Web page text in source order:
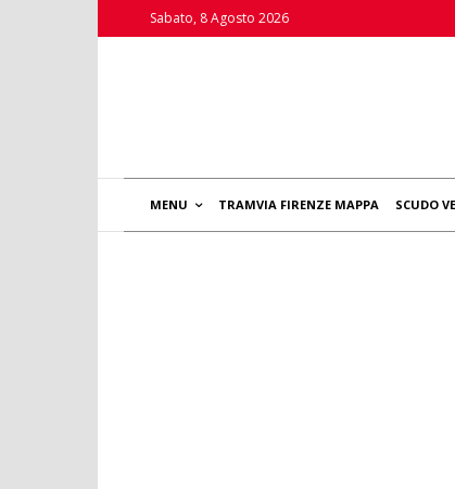
Sabato, 8 Agosto 2026
MENU TRAMVIA FIRENZE MAPPA SCUDO